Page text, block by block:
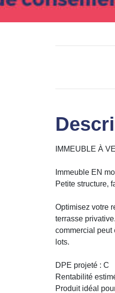
IMMEUBLE À
Immeuble EN
Petite structure,
Optimisez votre
terrasse
commercial peut
lots.
DPE projeté : C
Rentabilité
Produit idéal